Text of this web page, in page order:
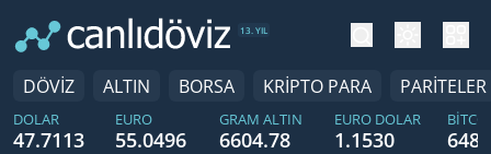
13. YIL
DÖVİZ ALTIN BORSA KRİPTO PARA PARİTELER
DOLAR
47.7113
EURO
55.0496
GRAM ALTIN
6604.78
EURO DOLAR
1.1530